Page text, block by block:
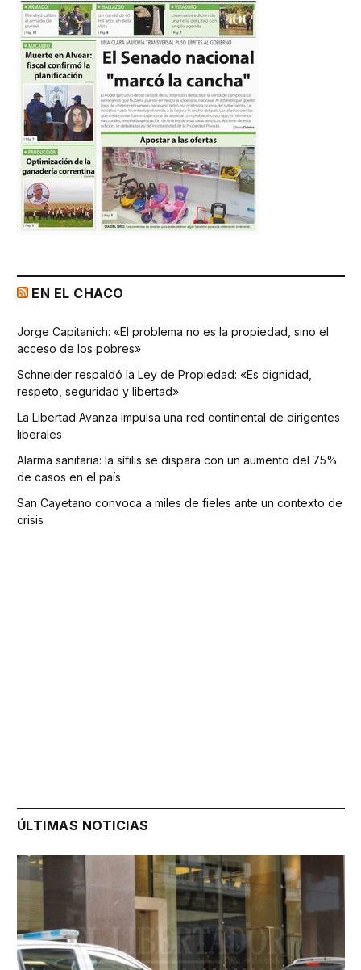
EN EL CHACO
Jorge Capitanich: «El problema no es la propiedad, sino el
acceso de los pobres»
Schneider respaldó la Ley de Propiedad: «Es dignidad,
respeto, seguridad y libertad»
La Libertad Avanza impulsa una red continental de dirigentes
liberales
Alarma sanitaria: la sífilis se dispara con un aumento del 75%
de casos en el país
San Cayetano convoca a miles de fieles ante un contexto de
crisis
ÚLTIMAS NOTICIAS